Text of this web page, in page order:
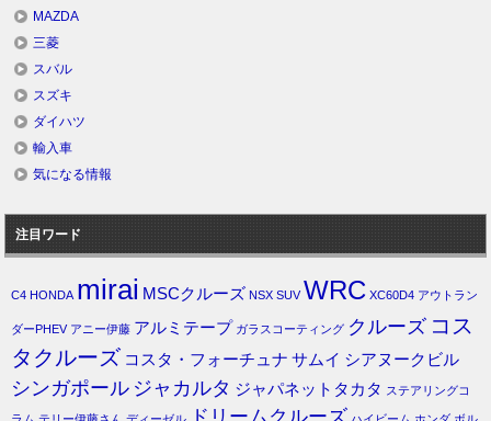
MAZDA
三菱
スバル
スズキ
ダイハツ
輸入車
気になる情報
注目ワード
C4 HONDA mirai MSCクルーズ NSX SUV WRC XC60D4 アウトラン
ダーPHEV アニー伊藤 アルミテープ ガラスコーティング クルーズ コス
タクルーズ コスタ・フォーチュナ サムイ シアヌークビル
シンガポール ジャカルタ ジャパネットタカタ ステアリングコ
ラム テリー伊藤さん ディーゼル ドリームクルーズ ハイビーム ホンダ ボル